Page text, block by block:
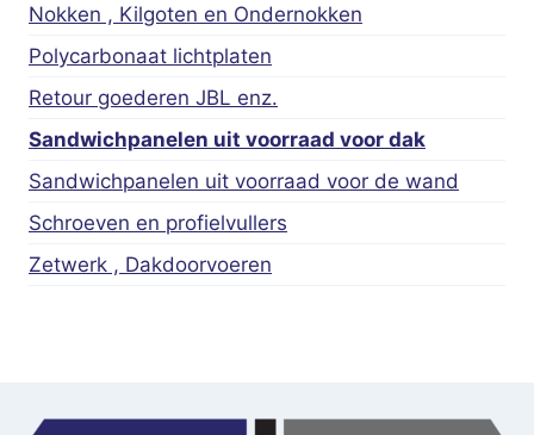
Nokken , Kilgoten en Ondernokken
Polycarbonaat lichtplaten
Retour goederen JBL enz.
Sandwichpanelen uit voorraad voor dak
Sandwichpanelen uit voorraad voor de wand
Schroeven en profielvullers
Zetwerk , Dakdoorvoeren